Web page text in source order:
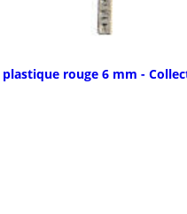
rouge 6 mm -